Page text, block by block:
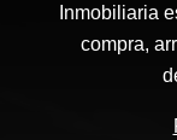
Inmobiliaria
compra,